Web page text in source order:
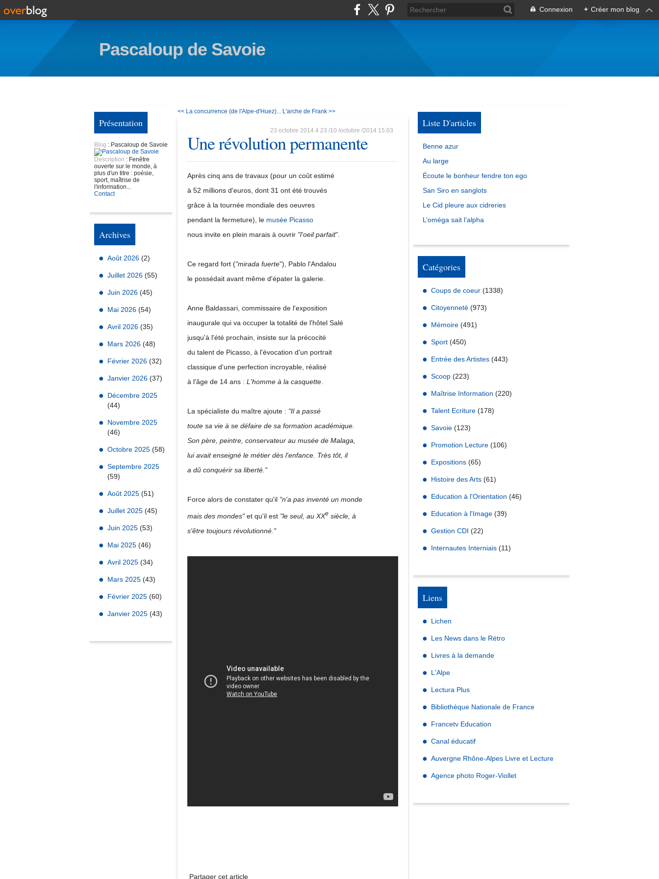
Connexion + Créer mon blog
Pascaloup de Savoie
Présentation
Blog : Pascaloup de Savoie
Description : Fenêtre
ouverte sur le monde, à
plus d'un titre : poésie,
sport, maîtrise de
l'information...
Contact
Archives
Août 2026 (2)
Juillet 2026 (55)
Juin 2026 (45)
Mai 2026 (54)
Avril 2026 (35)
Mars 2026 (48)
Février 2026 (32)
Janvier 2026 (37)
Décembre 2025
(44)
Novembre 2025
(46)
Octobre 2025 (58)
Septembre 2025
(59)
Août 2025 (51)
Juillet 2025 (45)
Juin 2025 (53)
Mai 2025 (46)
Avril 2025 (34)
Mars 2025 (43)
Février 2025 (60)
Janvier 2025 (43)
<< La concurrence (de l'Alpe-d'Huez)... L'arche de Frank >>
23 octobre 2014 4 23 /10 /octobre /2014 15:03
Une révolution permanente
Après cinq ans de travaux (pour un coût estimé
à 52 millions d'euros, dont 31 ont été trouvés
grâce à la tournée mondiale des oeuvres
pendant la fermeture), le musée Picasso
nous invite en plein marais à ouvrir "l'oeil parfait".
Ce regard fort ("mirada fuerte"), Pablo l'Andalou
le possédait avant même d'épater la galerie.
Anne Baldassari, commissaire de l'exposition
inaugurale qui va occuper la totalité de l'hôtel Salé
jusqu'à l'été prochain, insiste sur la précocité
du talent de Picasso, à l'évocation d'un portrait
classique d'une perfection incroyable, réalisé
à l'âge de 14 ans : L'homme à la casquette
La spécialiste du maître ajoute : "Il a passé
toute sa vie à se défaire de sa formation académique.
Son père, peintre, conservateur au musée de Malaga,
lui avait enseigné le métier dès l'enfance. Très tôt, il
a dû conquérir sa liberté."
Force alors de constater qu'il "n'a pas inventé un monde
mais des mondes"et qu'il est "le seul, au XXe siècle, à
s'être toujours révolutionné."
Partager cet article
Liste D'articles
Benne azur
Au large
Écoute le bonheur fendre ton ego
San Siro en sanglots
Le Cid pleure aux cidreries
L’oméga sait l’alpha
Catégories
Coups de coeur (1338)
Citoyenneté (973)
Mémoire (491)
Sport (450)
Entrée des Artistes (443)
Scoop (223)
Maîtrise Information (220)
Talent Ecriture (178)
Savoie (123)
Promotion Lecture (106)
Expositions (65)
Histoire des Arts (61)
Education à l'Orientation (46)
Education à l'Image (39)
Gestion CDI (22)
Internautes Interniais (11)
Liens
Lichen
Les News dans le Rétro
Livres à la demande
L'Alpe
Lectura Plus
Bibliothèque Nationale de France
Francetv Education
Canal éducatif
Auvergne Rhône-Alpes Livre et Lecture
Agence photo Roger-Viollet